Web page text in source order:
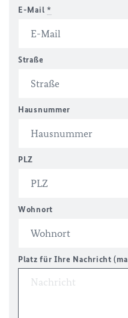
E-Mail *
Straße
Hausnummer
PLZ
Wohnort
Platz für Ihre Nachricht